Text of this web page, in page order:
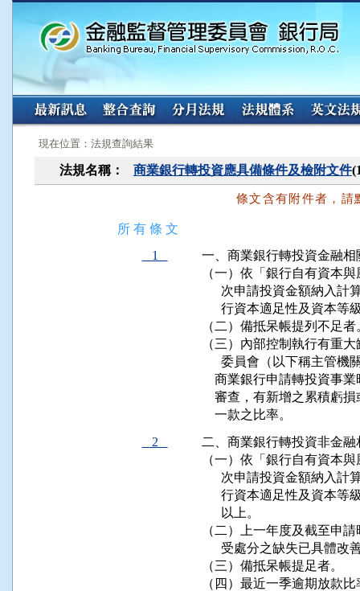
:::
現在位置：法規查詢結果
法規名稱： 商業銀行轉投資應具備條件及檢附文件
條文含有附件者，請
所 有 條 文
1
一、商業銀行轉投資金融
（一）依「銀行自有資本
次申請投資金額納入
行資本適足性及資本
（二）備抵呆帳提列不足者
（三）內部控制執行有重
委員會（以下稱主管
商業銀行申請轉投資事
審查，有新增之累積虧
    一款之比率。
2
二、商業銀行轉投資非金
（一）依「銀行自有資本
次申請投資金額納入
行資本適足性及資本
      以上。
（二）上一年度及截至申
受處分之缺失已具體
（三）備抵呆帳提足者。
（四）最近一季逾期放款